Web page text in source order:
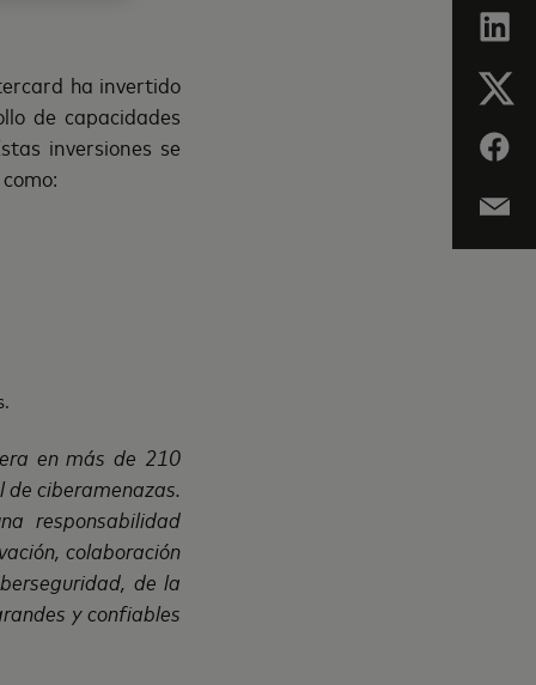
ha invertido
de capacidades
inversiones se
en más de 210
ciberamenazas.
responsabilidad
colaboración
de la
y confiables